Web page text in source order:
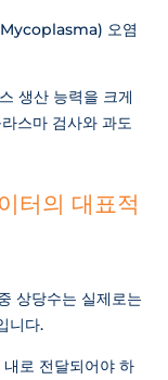
오염
생산 능력을 크게
스마 검사와 과도
터의 대표적
상당수는 실제로는
니다.
로 전달되어야 하